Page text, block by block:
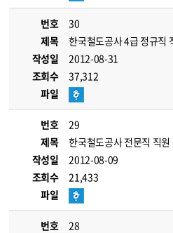
번호
30
제목
한국철도공사 4급 정규직
작성일
2012-08-31
조회수
37,312
파일
번호
29
제목
한국철도공사 전문직 직원
작성일
2012-08-09
조회수
21,433
파일
번호
28